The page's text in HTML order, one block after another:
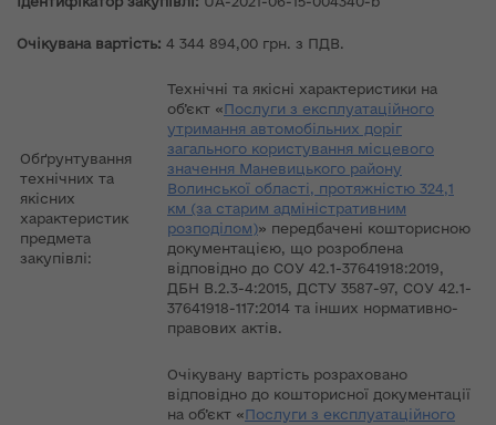
Очікувана вартість: 4 344 894,00 грн. з ПДВ.
Обґрунтування
технічних та
якісних
характеристик
предмета
закупівлі:
Технічні та якісні характеристики на
об’єкт «Послуги з експлуатаційного
утримання автомобільних доріг
загального користування місцевого
значення Маневицького району
Волинської області, протяжністю 324,1
км (за старим адміністративним
розподілом)» передбачені кошторисною
документацією, що розроблена
відповідно до СОУ 42.1-37641918:2019,
ДБН В.2.3-4:2015, ДСТУ 3587-97, СОУ 42.1-
37641918-117:2014 та інших нормативно-
правових актів.
Очікувану вартість розраховано
відповідно до кошторисної документації
на об’єкт «Послуги з експлуатаційного